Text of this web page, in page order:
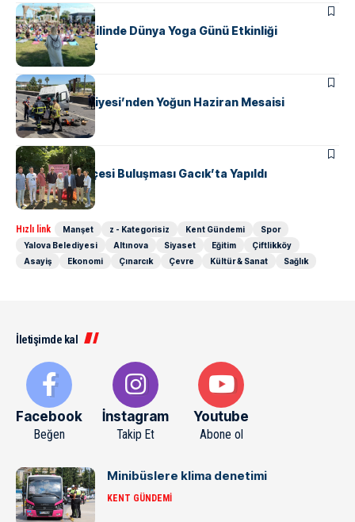
ÇIFTLIKKÖY
Çiftlikköy Sahilinde Dünya Yoga Günü Etkinliği
Düzenlenecek
ÇIFTLIKKÖY
Çiftlikköy İtfaiyesi’nden Yoğun Haziran Mesaisi
ÇIFTLIKKÖY
Edebiyat Bahçesi Buluşması Gacık’ta Yapıldı
Hızlı link Manşet z - Kategorisiz Kent Gündemi
Spor
Yalova Belediyesi
Altınova Siyaset Eğitim
Çiftlikköy
Asayiş
Ekonomi Çınarcık Çevre Kültür & Sanat Sağlık
İletişimde kal
Facebook
Beğen
İnstagram
Takip Et
Youtube
Abone ol
Minibüslere klima denetimi
KENT GÜNDEMI